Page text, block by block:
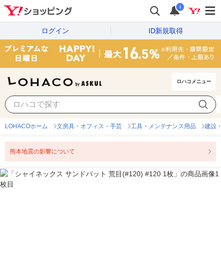
i
ログイン ID新規取得
ロハコメニュー
LOHACOホーム 文房具・オフィス・手芸 工具・メンテナンス用品 建設
熊本地震の影響について